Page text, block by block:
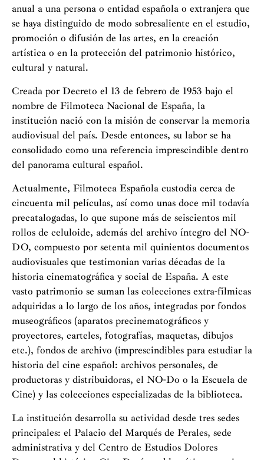
anual a una persona o entidad española o extranjera que
se haya distinguido de modo sobresaliente en el estudio,
promoción o difusión de las artes, en la creación
artística o en la protección del patrimonio histórico,
cultural y natural.
Creada por Decreto el 13 de febrero de 1953 bajo el
nombre de Filmoteca Nacional de España, la
institución nació con la misión de conservar la memoria
audiovisual del país. Desde entonces, su labor se ha
consolidado como una referencia imprescindible dentro
del panorama cultural español.
Actualmente, Filmoteca Española custodia cerca de
cincuenta mil películas, así como unas doce mil todavía
precatalogadas, lo que supone más de seiscientos mil
rollos de celuloide, además del archivo íntegro del NO-
DO, compuesto por setenta mil quinientos documentos
audiovisuales que testimonian varias décadas de la
historia cinematográfica y social de España. A este
vasto patrimonio se suman las colecciones extra-fílmicas
adquiridas a lo largo de los años, integradas por fondos
museográficos (aparatos precinematográficos y
proyectores, carteles, fotografías, maquetas, dibujos
etc.), fondos de archivo (imprescindibles para estudiar la
historia del cine español: archivos personales, de
productoras y distribuidoras, el NO-Do o la Escuela de
Cine) y las colecciones especializadas de la biblioteca.
La institución desarrolla su actividad desde tres sedes
principales: el Palacio del Marqués de Perales, sede
administrativa y del Centro de Estudios Dolores